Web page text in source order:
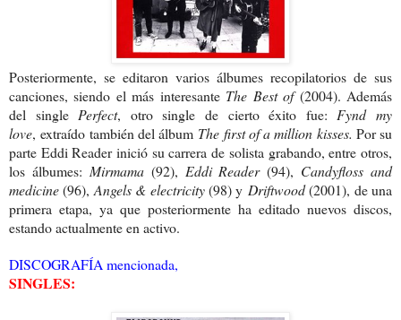
Posteriormente, se editaron varios álbumes recopilatorios de sus
canciones, siendo el más interesante The Best of(2004). Además
del single Perfect, otro single de cierto éxito fue: Fynd my
love, extraído también del álbum The first of a million kisses. Por su
parte Eddi Reader inició su carrera de solista grabando, entre otros,
los álbumes: Mirmama (92), Eddi Reader(94), Candyfloss and
medicine(96), Angels & electricity(98) y Driftwood(2001), de una
primera etapa, ya que posteriormente ha editado nuevos discos,
estando actualmente en activo.
DISCOGRAFÍA mencionada,
SINGLES: